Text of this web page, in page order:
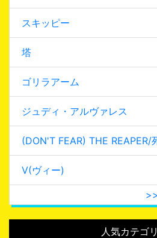
スキッピー
塔
ゴリラアーム
ジュディ・アルヴァレス
(DON'T FEAR) THE REAPER/
V(ヴィー)
人気カテゴ